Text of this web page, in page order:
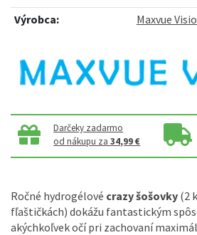
Výrobca: Maxvue
Darčeky zadarmo
od nákupu za34,99 €
Ročné hydrogélové crazy šošovky (2
fľaštičkách) dokážu fantastickým
akýchkoľvek očí pri zachovaní